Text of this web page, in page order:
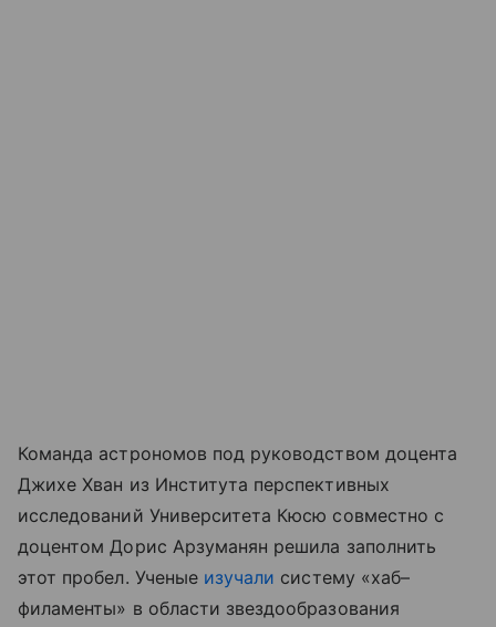
Команда астрономов под руководством доцента
Джихе Хван из Института перспективных
исследований Университета Кюсю совместно с
доцентом Дорис Арзуманян решила заполнить
этот пробел. Ученые изучали систему «хаб–
филаменты» в области звездообразования